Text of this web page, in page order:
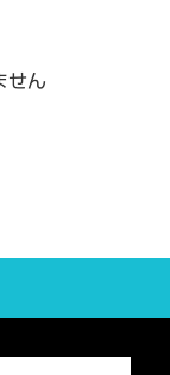
せん